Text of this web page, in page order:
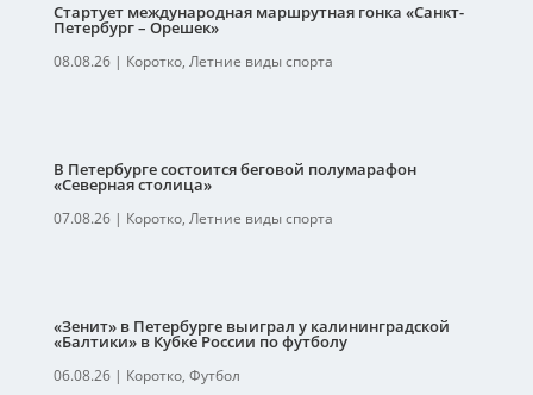
Стартует международная маршрутная гонка «Санкт-
Петербург – Орешек»
08.08.26| Коротко, Летние виды спорта
В Петербурге состоится беговой полумарафон
«Северная столица»
07.08.26| Коротко, Летние виды спорта
«Зенит» в Петербурге выиграл у калининградской
«Балтики» в Кубке России по футболу
06.08.26| Коротко, Футбол